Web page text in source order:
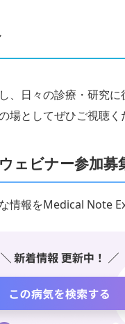
、日々の診療・研究
場としてぜひご視聴く
ェビナー参加募
情報をMedical Note